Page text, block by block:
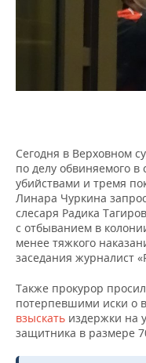
РОЗНИЧНАЯ
ТРАНСПОРТ
НОВОСТИ
НОВОСТИ
ONLINE-
ОТКРЫТАЯ ЛЕКЦИЯ
ХОККЕЙ
БАСКЕТБОЛ
ВОЛЕЙБОЛ
КИБЕРСПОРТ
ФИГУРНОЕ КАТАНИЕ
ВОДНЫЕ ВИДЫ
ВЛАСТЬ
ИНФРАСТРУКТУРА
ИСТОРИЯ
КУЛЬТУРА
МЕДИЦИНА
ОБРАЗОВАНИЕ
СЮЖЕТЫ
СПРАВОЧНИК
СПИСОК ПЕРСОН
СПИСОК КОМПАНИЙ
ПОЛНАЯ ВЕРСИЯ
Сегодня в Верховном
по делу обвиняемого
убийствами и тремя
Линара Чуркина
слесаря Радика
с отбыванием в
менее тяжкого
заседания журналист
Также прокурор
потерпевшими иски о
взыскать издержки на
защитника в размере